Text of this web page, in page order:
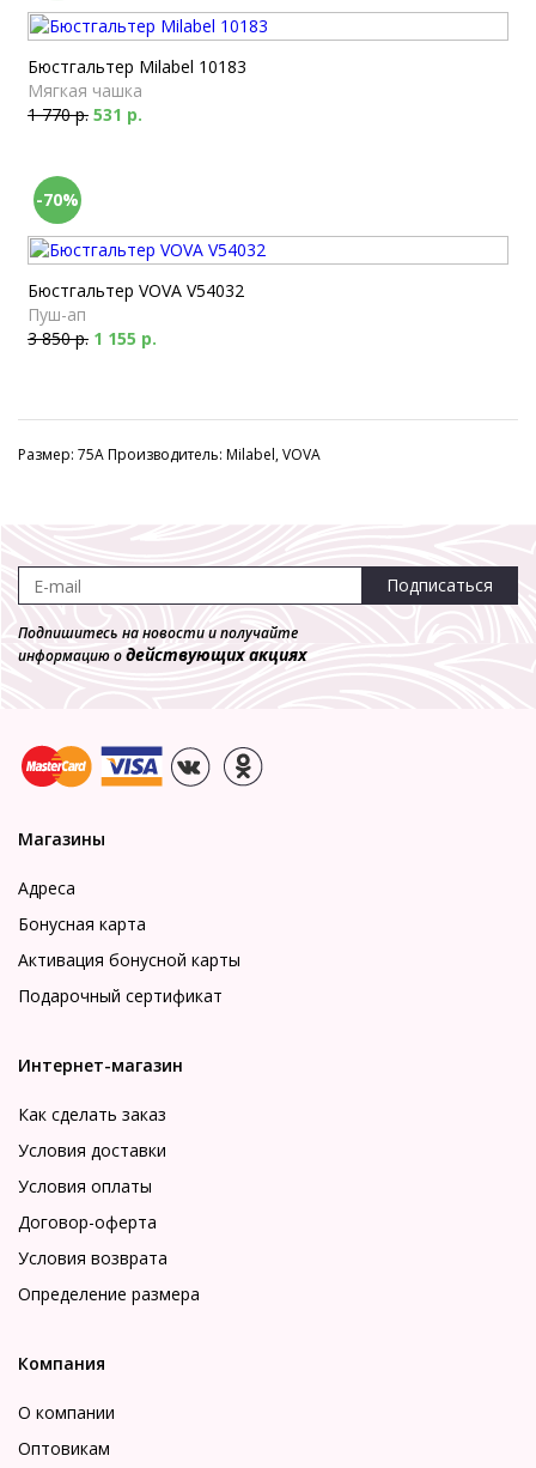
Бюстгальтер Milabel 10183
Мягкая чашка
1 770 р. 531 р.
-70%
Бюстгальтер VOVA V54032
Пуш-ап
3 850 р. 1 155 р.
Размер: 75A Производитель: Milabel, VOVA
Подписаться
Подпишитесь на новости и получайте
информацию одействующих акциях
Магазины
Адреса
Бонусная карта
Активация бонусной карты
Подарочный сертификат
Интернет-магазин
Как сделать заказ
Условия доставки
Условия оплаты
Договор-оферта
Условия возврата
Определение размера
Компания
О компании
Оптовикам